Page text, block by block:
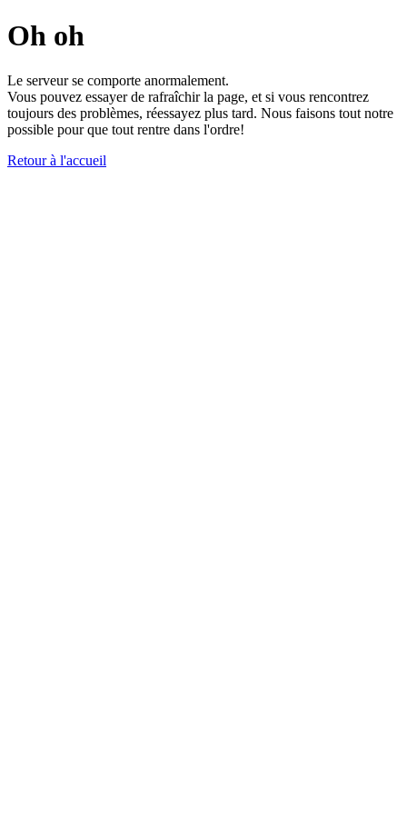
Oh oh
Le serveur se comporte anormalement.
Vous pouvez essayer de rafraîchir la page, et si vous rencontrez
toujours des problèmes, réessayez plus tard. Nous faisons tout notre
possible pour que tout rentre dans l'ordre!
Retour à l'accueil